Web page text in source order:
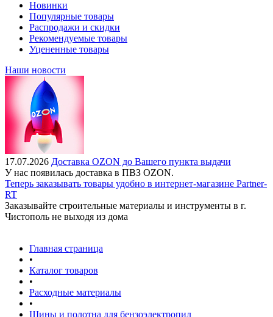
Новинки
Популярные товары
Распродажи и скидки
Рекомендуемые товары
Уцененные товары
Наши новости
17.07.2026 Доставка OZON до Вашего пункта выдачи
У нас появилась доставка в ПВЗ OZON.
Теперь заказывать товары удобно в интернет-магазине Partner-
RT
Заказывайте строительные материалы и инструменты в г.
Чистополь не выходя из дома
Главная страница
•
Каталог товаров
•
Расходные материалы
•
Шины и полотна для бензоэлектропил